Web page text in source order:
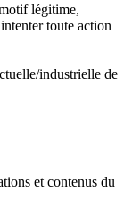
légitime,
toute action
industrielle de
et contenus du